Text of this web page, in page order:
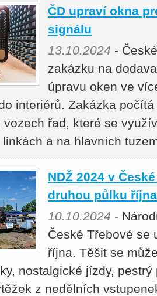
ČD upraví okna
signálu
13.10.2024 -
zakázku na
úpravu oken ve
interiérů. Zakázka
vozech řad, které se
a na hlavních
NDŽ 2024 v
druhou půlku října
10.10.2024 -
České Třebové se
října. Těšit se
nostalgické jízdy,
z nedělních